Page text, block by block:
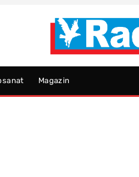
Magazin